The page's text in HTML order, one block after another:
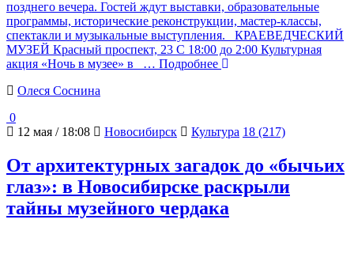
позднего вечера. Гостей ждут выставки, образовательные
программы, исторические реконструкции, мастер-классы,
спектакли и музыкальные выступления. КРАЕВЕДЧЕСКИЙ
МУЗЕЙ Красный проспект, 23 С 18:00 до 2:00 Культурная
акция «Ночь в музее» в
… Подробнее
Олеся Соснина
0
12 мая / 18:08
Новосибирск Культура 18 (217)
От архитектурных загадок до «бычьих
глаз»: в Новосибирске раскрыли
тайны музейного чердака